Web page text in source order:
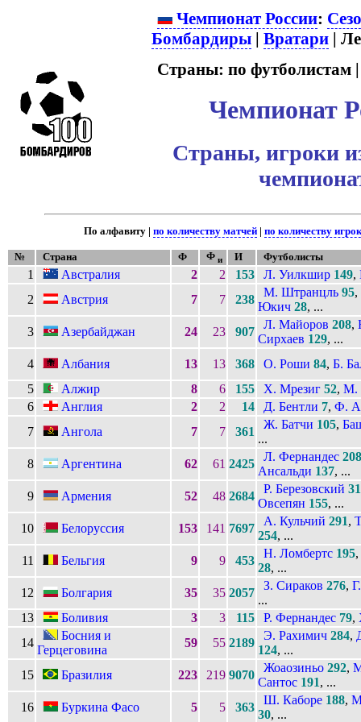
Чемпионат России:
Бомбардиры |Вратари |
Страны: по футболистам
Чемпионат
Страны, игроки
По алфавиту |по количеству матчей |по количеству
№ Страна Ф Фи И Футболисты
1 Австралия 2 2 153 Л. Уилкшир 149,
2
Австрия 7 7 238
М. Штранцль 95,
Юкич 28, ...
3
Азербайджан 24 23 907
Л. Майоров 208,
Сирхаев 129, ...
4
Албания 13 13 368 О. Роши 84, Б.
5
Алжир 8 6 155 Х. Мрезиг 52, М.
6
Англия 2 2 14 Д. Бентли 7, Ф.
7
Ангола 7 7 361
Ж. Батчи 105,
...
8
Аргентина 62 61 2425
Л. Фернандес 208
Ансальди 137, ...
9
Армения 52 48 2684
Р. Березовский
Овсепян 155, ...
10
Белоруссия 153 141 7697
А. Кульчий 291,
254, ...
11
Бельгия 9 9 453
Н. Ломбертс 195,
28, ...
12
Болгария 35 35 2057
З. Сираков 276,
...
13
Боливия 3 3 115 Р. Фернандес 79,
14
Босния и
Герцеговина
59 55 2189
Э. Рахимич 284,
124, ...
15
Бразилия 223 219 9070
Жоаозиньо 292,
Сантос 191, ...
16
Буркина Фасо 5 5 363
Ш. Каборе 188,
30, ...